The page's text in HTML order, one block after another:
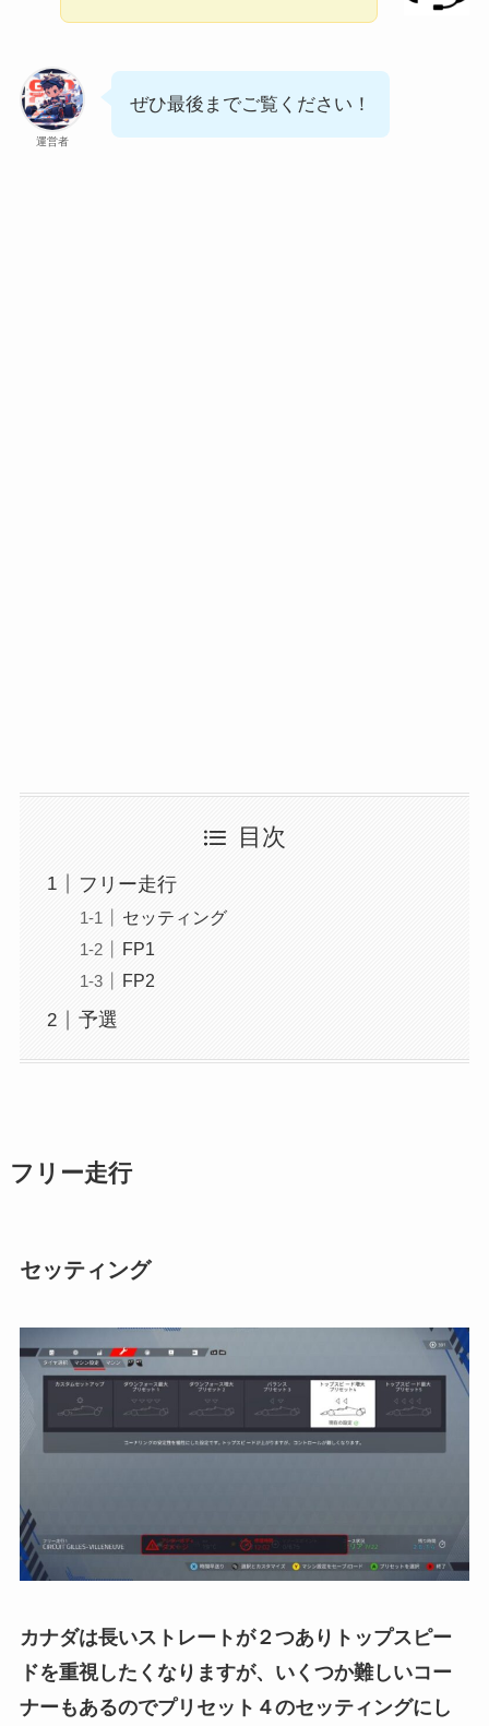
運営者
ぜひ最後までご覧ください！
目次
フリー走行
セッティング
FP1
FP2
予選
フリー走行
セッティング
カナダは長いストレートが２つありトップスピー
ドを重視したくなりますが、いくつか難しいコー
ナーもあるのでプリセット４のセッティングにし